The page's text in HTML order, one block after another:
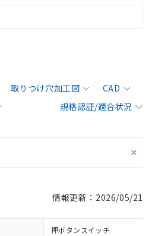
取りつけ穴加工図
CAD
規格認証/適合状況
情報更新：2026/05/21
押ボタンスイッチ